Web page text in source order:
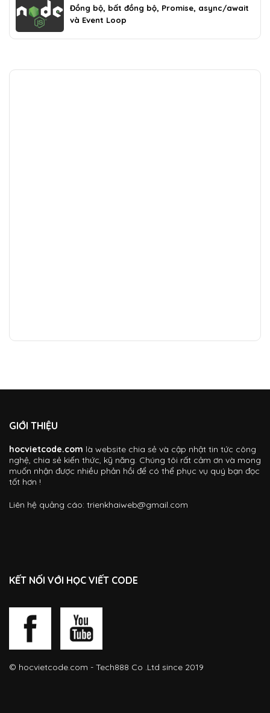
Đồng bộ, bất đồng bộ, Promise, async/await
và Event Loop
GIỚI THIỆU
hocvietcode.com là website chia sẻ và cập nhật tin tức công
nghệ, chia sẻ kiến thức, kỹ năng. Chúng tôi rất cảm ơn và mong
muốn nhận được nhiều phản hồi để có thể phục vụ quý bạn đọc
tốt hơn !
Liên hệ quảng cáo: trienkhaiweb@gmail.com
KẾT NỐI VỚI HỌC VIẾT CODE
© hocvietcode.com - Tech888 Co .Ltd since 2019